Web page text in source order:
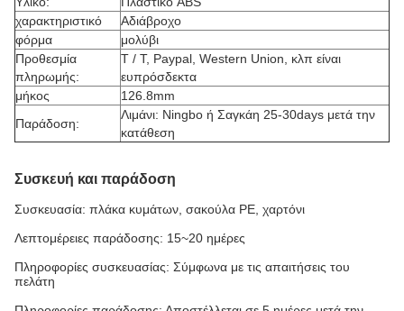
χαρακτηριστικό
Αδιάβροχο
φόρμα
μολύβι
Προθεσμία
πληρωμής:
T / T, Paypal, Western Union, κλπ είναι
ευπρόσδεκτα
μήκος
126.8mm
Παράδοση:
Λιμάνι: Ningbo ή Σαγκάη 25-30days μετά την
κατάθεση
Συσκευή και παράδοση
Συσκευασία: πλάκα κυμάτων, σακούλα PE, χαρτόνι
Λεπτομέρειες παράδοσης: 15~20 ημέρες
Πληροφορίες συσκευασίας: Σύμφωνα με τις απαιτήσεις του
πελάτη